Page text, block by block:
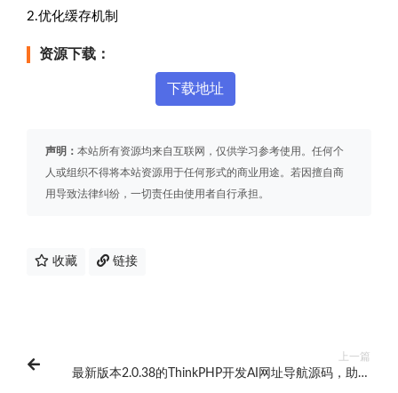
2.优化缓存机制
资源下载：
下载地址
声明： 本站所有资源均来自互联网，仅供学习参考使用。任何个
人或组织不得将本站资源用于任何形式的商业用途。若因擅自商
用导致法律纠纷，一切责任由使用者自行承担。
收藏 链接
上一篇
最新版本2.0.38的ThinkPHP开发AI网址导航源码，助您